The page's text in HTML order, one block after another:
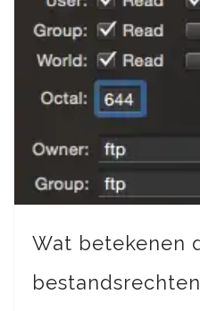
Wat betekenen
bestandsrechten